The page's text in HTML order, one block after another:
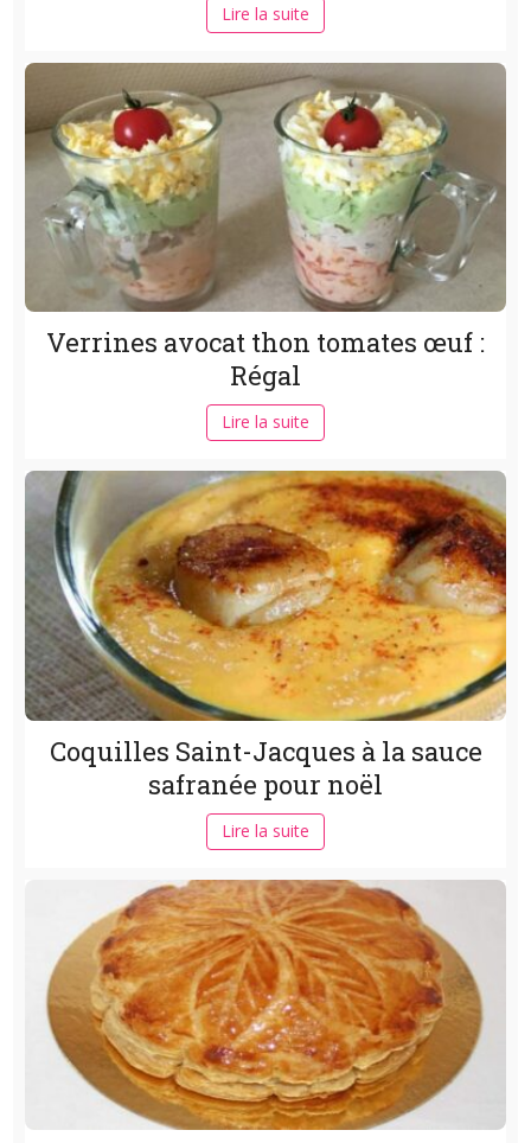
Lire la suite
Verrines avocat thon tomates œuf :
Régal
Lire la suite
Coquilles Saint-Jacques à la sauce
safranée pour noël
Lire la suite